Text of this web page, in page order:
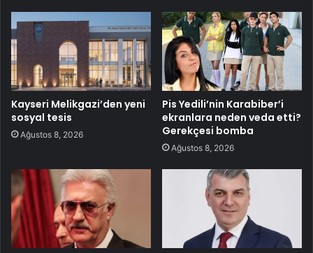
Kayseri Melikgazi’den yeni
sosyal tesis
Ağustos 8, 2026
Pis Yedili’nin Karabiber’i
ekranlara neden veda etti?
Gerekçesi bomba
Ağustos 8, 2026